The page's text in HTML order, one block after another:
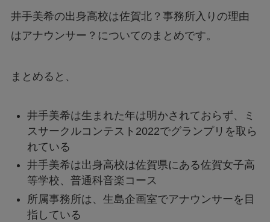
井手美希の出身高校は佐賀北？事務所入りの理由
はアナウンサー？についてのまとめです。
まとめると、
井手美希は生まれた年は明かされておらず、ミ
スサークルコンテスト2022でグランプリを取ら
れている
井手美希は出身高校は佐賀県にある佐賀女子高
等学校、普通科音楽コース
所属事務所は、生島企画室でアナウンサーを目
指している